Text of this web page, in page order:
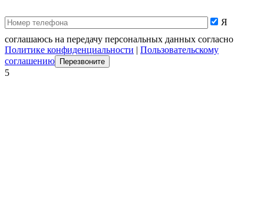
Я
соглашаюсь на передачу персональных данных согласно
Политике конфиденциальности | Пользовательскому
соглашению
5